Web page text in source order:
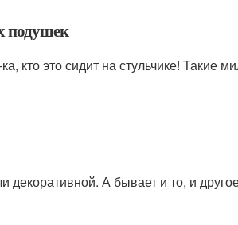
подушек
кто это сидит на стульчике! Такие
А бывает и то, и